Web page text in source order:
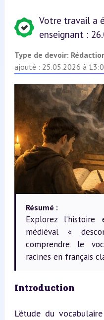
Votre travail a
enseignant :
Type de devoir:
ajouté : 25.05.2026 à
Résumé :
Explorez
médiéval «
comprendre le
racines en français
Introduction
L’étude du